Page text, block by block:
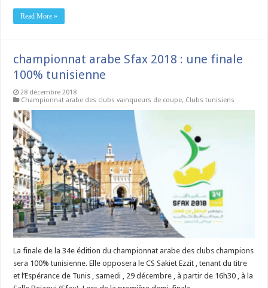
Read More »
championnat arabe Sfax 2018 : une finale
100% tunisienne
28 décembre 2018
Championnat arabe des clubs vainqueurs de coupe, Clubs tunisiens
La finale de la 34e édition du championnat arabe des clubs champions
sera 100% tunisienne. Elle opposera le CS Sakiet Ezzit , tenant du titre
et l’Espérance de Tunis , samedi , 29 décembre , à partir de 16h30 , à la